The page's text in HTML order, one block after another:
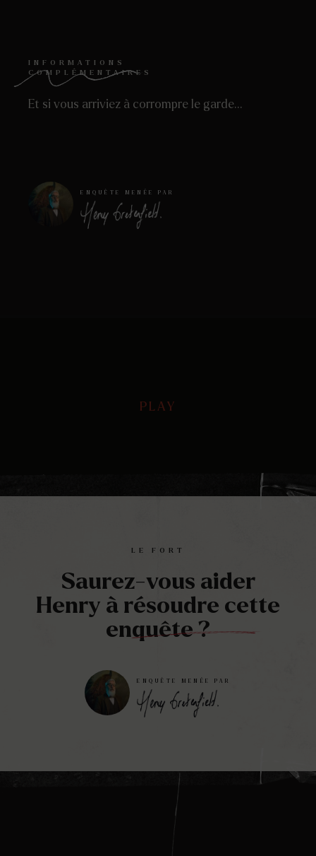
INFORMATIONS
COMPLÉMENTAIRES
Et si vous arriviez à corrompre le garde…
ENQUÊTE MENÉE PAR
PLAY
LE FORT
Saurez-vous aider
Henry à résoudre cette
enquête ?
ENQUÊTE MENÉE PAR